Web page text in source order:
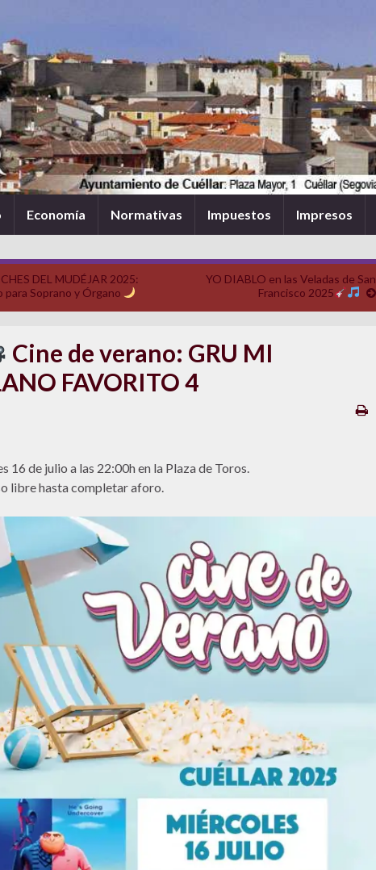
Economía Normativas Impuestos Impresos
DEL MUDÉJAR 2025:
para Soprano y Órgano
YO DIABLO en las Veladas de San
Francisco 2025
Cine de verano: GRU MI
FAVORITO 4
16 de julio a las 22:00h en la Plaza de Toros.
libre hasta completar aforo.